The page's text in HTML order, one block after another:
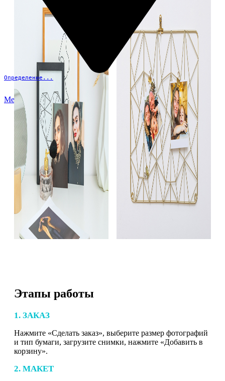
Определение...
Меню
Этапы работы
1. ЗАКАЗ
Нажмите «Сделать заказ», выберите размер фотографий
и тип бумаги, загрузите снимки, нажмите «Добавить в
корзину».
2. МАКЕТ